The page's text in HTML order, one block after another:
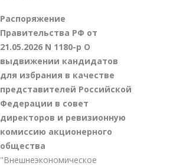
Распоряжение
Правительства РФ от
21.05.2026 N 1180-р О
выдвижении кандидатов
для избрания в качестве
представителей Российской
Федерации в совет
директоров и ревизионную
комиссию акционерного
общества
"Внешнеэкономическое